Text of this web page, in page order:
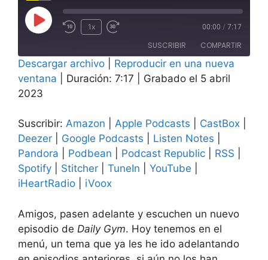
Reproducir
Rebobinar
segundos
1x
segundos
00:00 / 7:17
SUSCRIBIR COMPARTIR
Amazon Apple Podcasts
Pandora Podbean
Podcast Republic RSS
Spotify Stitcher
TuneIn
FEED RSS
COMPAR
TIR
INCRUST
AR
Descargar archivo
Reproducir en una nueva
ventana
Duración: 7:17
Grabado el 5 abril
2023
Suscribir: Amazon Apple Podcasts CastBox
Deezer
Google Podcasts Listen Notes
Pandora
Podbean Podcast Republic RSS
Spotify
Stitcher TuneIn YouTube
iHeartRadio
iVoox
Amigos, pasen adelante y escuchen un nuevo
episodio de Daily Gym. Hoy tenemos en el
menú, un tema que ya les he ido adelantando